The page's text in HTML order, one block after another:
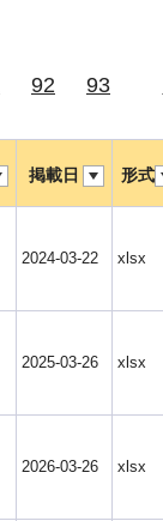
92 93
掲載日 形式
2024-03-22 xlsx
2025-03-26 xlsx
2026-03-26 xlsx